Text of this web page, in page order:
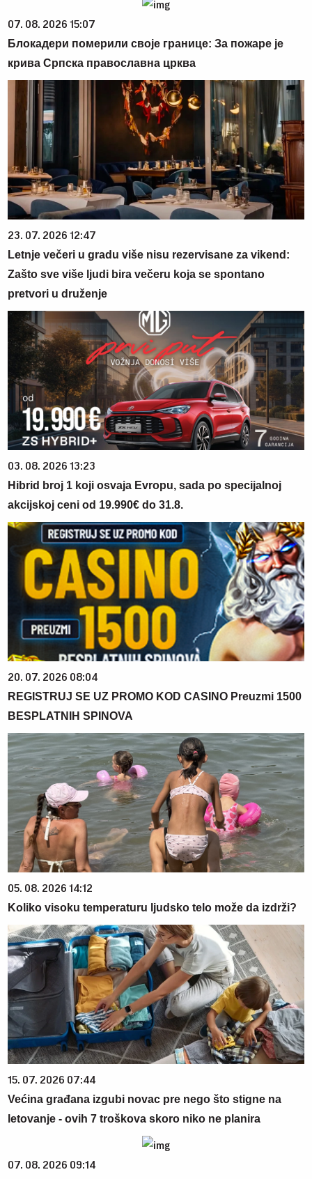
07. 08. 2026 15:07
Блокадери померили своје границе: За пожаре је
крива Српска православна црква
23. 07. 2026 12:47
Letnje večeri u gradu više nisu rezervisane za vikend:
Zašto sve više ljudi bira večeru koja se spontano
pretvori u druženje
03. 08. 2026 13:23
Hibrid broj 1 koji osvaja Evropu, sada po specijalnoj
akcijskoj ceni od 19.990€ do 31.8.
20. 07. 2026 08:04
REGISTRUJ SE UZ PROMO KOD CASINO Preuzmi 1500
BESPLATNIH SPINOVA
05. 08. 2026 14:12
Koliko visoku temperaturu ljudsko telo može da izdrži?
15. 07. 2026 07:44
Većina građana izgubi novac pre nego što stigne na
letovanje - ovih 7 troškova skoro niko ne planira
07. 08. 2026 09:14